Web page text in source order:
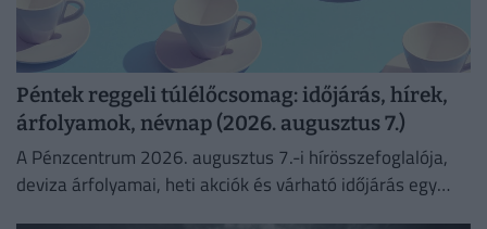
Péntek reggeli túlélőcsomag: időjárás, hírek,
árfolyamok, névnap (2026. augusztus 7.)
A Pénzcentrum 2026. augusztus 7.-i hírösszefoglalója,
deviza árfolyamai, heti akciók és várható időjárás egy